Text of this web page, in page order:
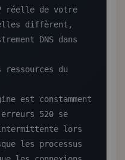
réelle de votre
diffèrent,
DNS dans
ressources du
est constamment
520 se
lors
les processus